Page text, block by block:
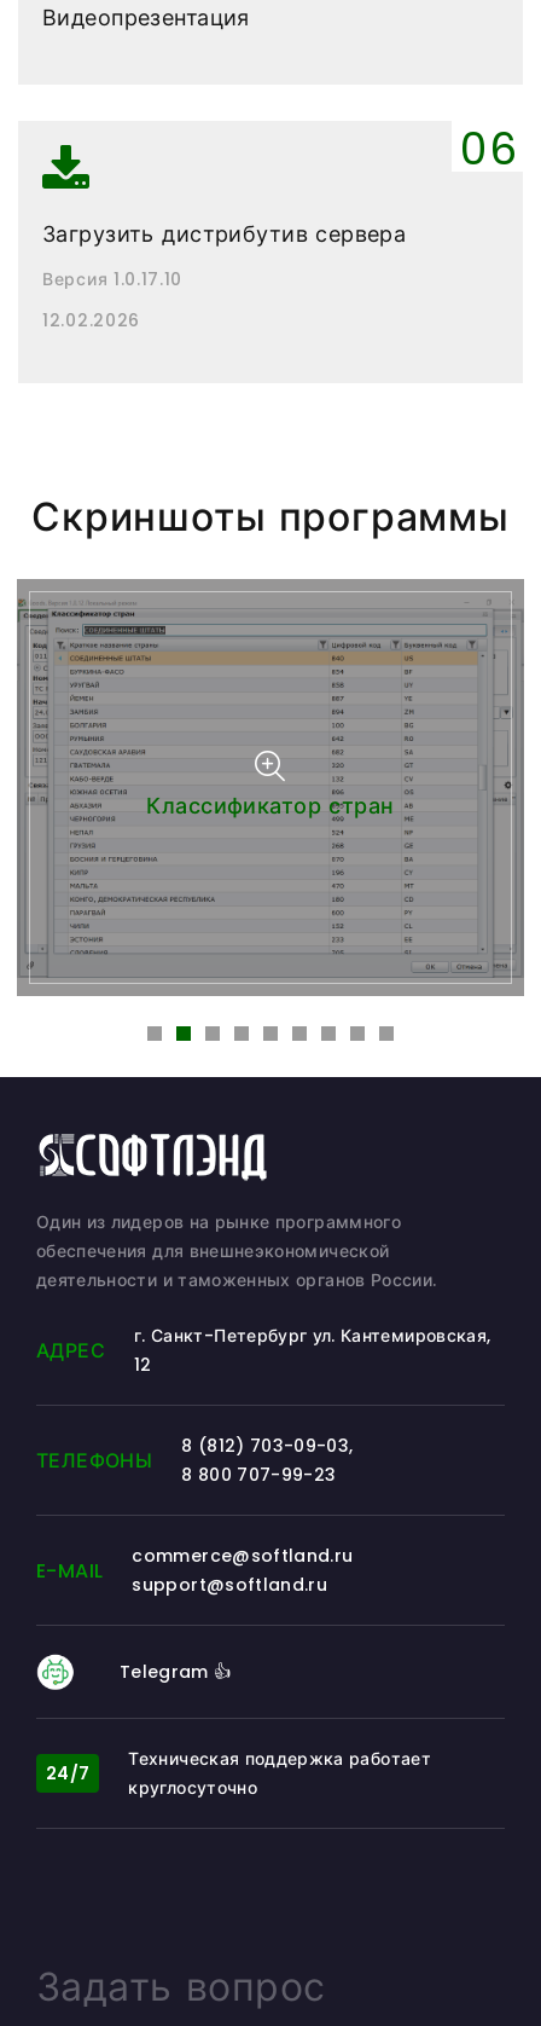
Видеопрезентация
Загрузить дистрибутив сервера
Версия 1.0.17.10
12.02.2026
Скриншоты программы
Классификатор стран
Один из лидеров на рынке программного
обеспечения для внешнеэкономической
деятельности и таможенных органов России.
АДРЕС
г. Санкт-Петербург ул. Кантемировская,
12
ТЕЛЕФОНЫ
8 (812) 703-09-03,
8 800 707-99-23
E-MAIL
commerce@softland.ru
support@softland.ru
Telegram 👍
24/7
Техническая поддержка работает
круглосуточно
Задать вопрос